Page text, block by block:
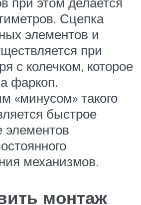
Сцепка
элементов и
при
с колечком, которое
фаркоп.
«минусом» такого
быстрое
элементов
механизмов.
монтаж